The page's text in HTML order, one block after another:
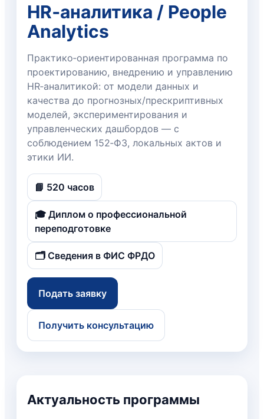
HR‑аналитика / People
Analytics
Практико‑ориентированная программа по
проектированию, внедрению и управлению
HR‑аналитикой: от модели данных и
качества до прогнозных/прескриптивных
моделей, экспериментирования и
управленческих дашбордов — с
соблюдением 152‑ФЗ, локальных актов и
этики ИИ.
📘 520 часов
🎓 Диплом о профессиональной
переподготовке
🗂️ Сведения в ФИС ФРДО
Подать заявку
Получить консультацию
Актуальность программы